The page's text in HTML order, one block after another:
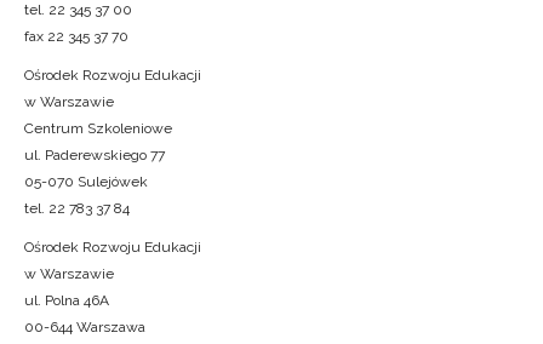
tel. 22 345 37 00
fax 22 345 37 70
Ośrodek Rozwoju Edukacji
w Warszawie
Centrum Szkoleniowe
ul. Paderewskiego 77
05-070 Sulejówek
tel. 22 783 37 84
Ośrodek Rozwoju Edukacji
w Warszawie
ul. Polna 46A
00-644 Warszawa